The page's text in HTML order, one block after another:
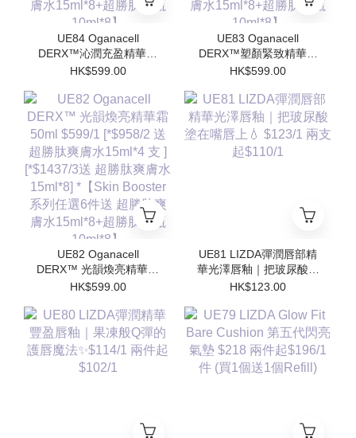
UE84 Oganacell
DERX™沁潤充盈精華霜
$599/1 ｜[*$958/2 送超
[*$1437/3送 超勝肽爽膚
水15ml*8] *【Skin
Booster 系列任選6件送
超勝肽爽膚水15ml*8+超
勝肽安瓶10ml*8】
HK$599.00
UE83 Oganacell
DERX™塑顏緊致精華霜
50ml$599/1 [*$958/2 送
[*$1437/3送 超勝肽爽膚
水15ml*8] *【Skin
Booster 系列任選6件送
超勝肽爽膚水15ml*8+超
勝肽安瓶10ml*8】
HK$599.00
UE82 Oganacell
DERX™ 光韻煥亮精華霜
50ml $599/1 [*$958/2 送
[*$1437/3送 超勝肽爽膚
水15ml*8] *【Skin
Booster 系列任選6件送
超勝肽爽膚水15ml*8+超
勝肽安瓶10ml*8】
HK$599.00
UE81 LIZDA彈潤唇部精
華光澤唇釉｜把玻尿酸塗
在嘴唇上💧 $123/1 兩支
HK$123.00